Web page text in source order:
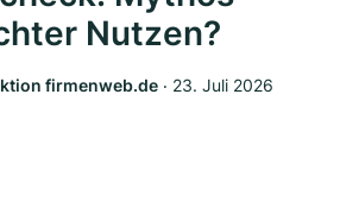
Nutzen?
firmenweb.de ‧ 23. Juli 2026